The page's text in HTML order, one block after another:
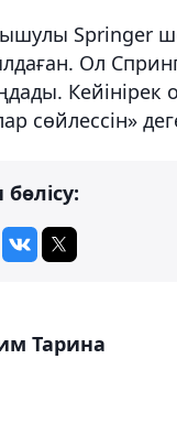
Springer
Ол
Кейінірек
сөйлессін»
Тарина